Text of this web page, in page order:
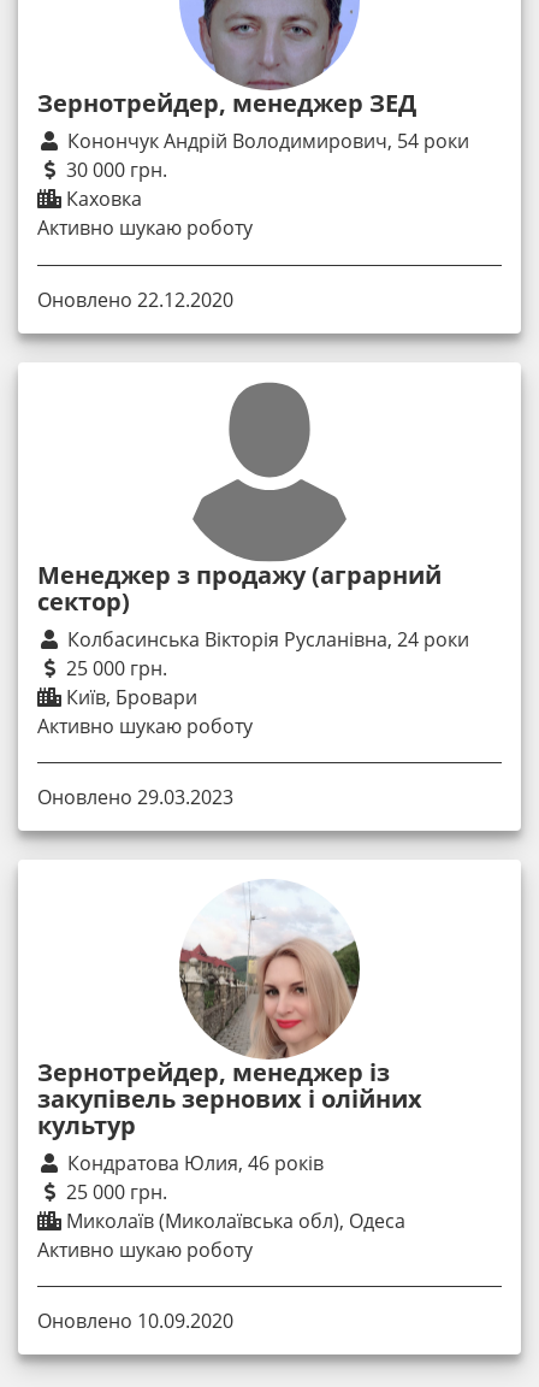
Зернотрейдер, менеджер ЗЕД
Конончук Андрій Володимирович, 54 роки
30 000 грн.
Каховка
Активно шукаю роботу
Оновлено 22.12.2020
Менеджер з продажу (аграрний
сектор)
Колбасинська Вікторія Русланівна, 24 роки
25 000 грн.
Київ, Бровари
Активно шукаю роботу
Оновлено 29.03.2023
Зернотрейдер, менеджер із
закупівель зернових і олійних
культур
Кондратова Юлия, 46 років
25 000 грн.
Миколаїв (Миколаївська обл), Одеса
Активно шукаю роботу
Оновлено 10.09.2020